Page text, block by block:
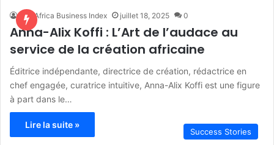
The Africa Business Index juillet 18, 2025 0
Anna-Alix Koffi : L’Art de l’audace au
service de la création africaine
Éditrice indépendante, directrice de création, rédactrice en
chef engagée, curatrice intuitive, Anna-Alix Koffi est une figure
à part dans le…
Lire la suite »
Success Stories